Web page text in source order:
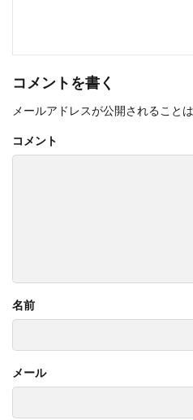
コメントを書く
メールアドレスが公開されること
コメント
名前
メール